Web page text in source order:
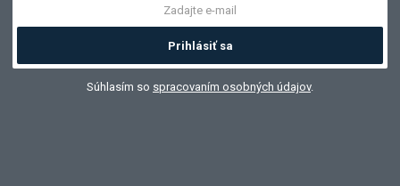
Prihlásiť sa
Súhlasím so spracovaním osobných údajov.